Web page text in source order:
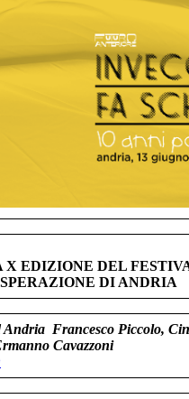
X EDIZIONE DEL
DI ANDRIA
Andria Francesco Piccolo,
Cavazzoni